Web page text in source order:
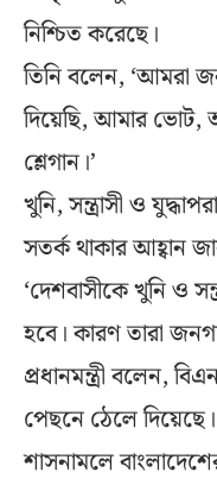
নিশ্চিত করেছে।
তিনি বলেন, ‘আমরা
দিয়েছি, আমার ভোট,
শ্লেগান।’
খুনি, সন্ত্রাসী ও
সতর্ক থাকার আহ্বান
‘দেশবাসীকে খুনি ও
হবে। কারণ তারা
প্রধানমন্ত্রী বলেন,
পেছনে ঠেলে
শাসনামলে